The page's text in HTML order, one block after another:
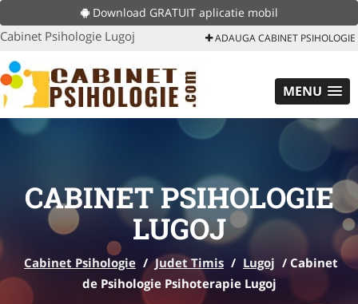
Download GRATUIT aplicatie mobil
Cabinet Psihologie Lugoj ADAUGA CABINET PSIHOLOGIE
MENU
CABINET PSIHOLOGIE
LUGOJ
Cabinet Psihologie / Judet Timis / Lugoj / Cabinet
de Psihologie Psihoterapie Lugoj